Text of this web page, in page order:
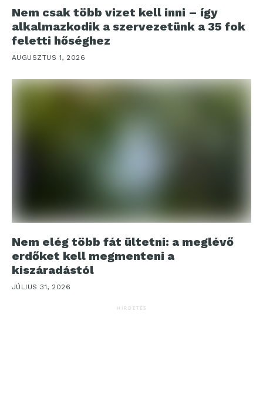
Nem csak több vizet kell inni – így
alkalmazkodik a szervezetünk a 35 fok
feletti hőséghez
AUGUSZTUS 1, 2026
Nem elég több fát ültetni: a meglévő
erdőket kell megmenteni a
kiszáradástól
JÚLIUS 31, 2026
HIRDETÉS